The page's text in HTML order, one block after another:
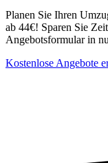
Planen Sie Ihren
ab 44€! Sparen Sie
Angebotsformular in
Kostenlose Angebote